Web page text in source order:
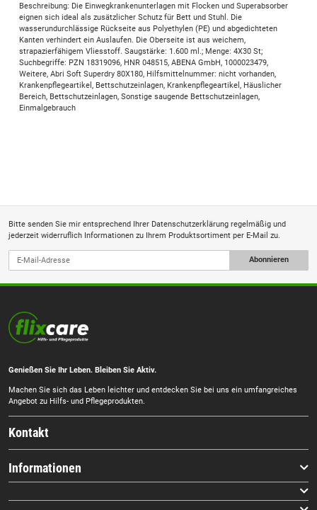
Beschreibung: Die Einwegkrankenunterlagen mit Flocken und Superabsorber
eignen sich ideal als zusätzlicher Schutz für Bett und Stuhl. Die
wasserundurchlässige Rückseite aus Polyethylen (PE) und abgedichteten
Kanten verhindert ein Auslaufen. Die Oberseite ist aus weichem,
strapazierfähigem Vliesstoff. Saugstärke: 1.600 ml.; Menge: 4X30 St;
Suchbegriffe: PZN 18319096, HNR 048515, ABENA GmbH, 1000023479,
Weitere, Abri Soft Superdry 80X180, Hilfsmittelnummer: nicht vorhanden,
Krankenpflegeartikel, Bettschutzeinlagen, Krankenpflegeartikel, Häuslicher
Bereich, Bettschutzeinlagen, Sonstige saugende Bettschutzeinlagen,
Einmalgebrauch
Bitte senden Sie mir entsprechend Ihrer Datenschutzerklärung regelmäßig und
jederzeit widerruflich Informationen zu Ihrem Produktsortiment per E-Mail zu.
Abonnieren
Genießen Sie Ihr Leben. Bleiben Sie Aktiv.
Machen Sie sich das Leben leichter und entdecken Sie bei uns ein umfangreiches
Angebot zu Hilfs- und Pflegeprodukten.
Kontakt
Informationen